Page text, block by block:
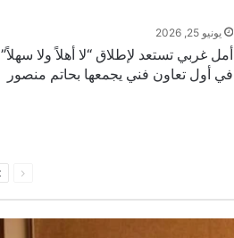
يونيو 25, 2026
أمل غربي تستعد لإطلاق “لا أهلاً ولا سهلاً”
في أول تعاون فني يجمعها بحاتم منصور
الصفحة